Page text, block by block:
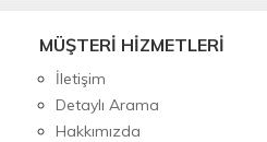
MÜŞTERİ HİZMETLERİ
İletişim
Detaylı Arama
Hakkımızda